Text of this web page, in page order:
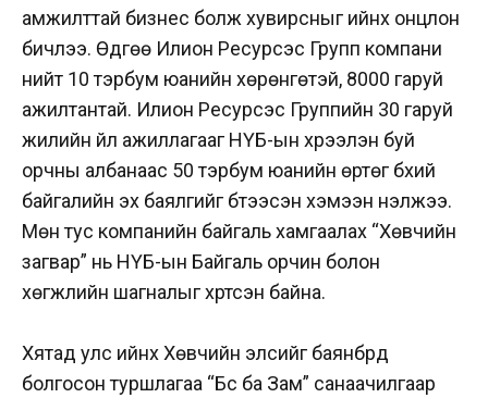
амжилттай бизнес болж хувирсныг ийнхүү онцлон
бичлээ. Өдгөө Илион Ресурсэс Групп компани
нийт 10 тэрбум юанийн хөрөнгөтэй, 8000 гаруй
ажилтантай. Илион Ресурсэс Группийн 30 гаруй
жилийн үйл ажиллагааг НҮБ-ын хүрээлэн буй
орчны албанаас 50 тэрбум юанийн өртөг бүхий
байгалийн эх баялгийг бүтээсэн хэмээн үнэлжээ.
Мөн тус компанийн байгаль хамгаалах “Хөвчийн
загвар” нь НҮБ-ын Байгаль орчин болон
хөгжлийн шагналыг хүртсэн байна.
Хятад улс ийнхүү Хөвчийн элсийг баянбүрд
болгосон туршлагаа “Бүс ба Зам” санаачилгаар